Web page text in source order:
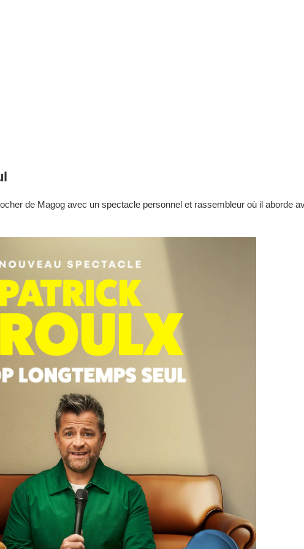
de Magog avec un spectacle personnel et rassembleur où il aborde